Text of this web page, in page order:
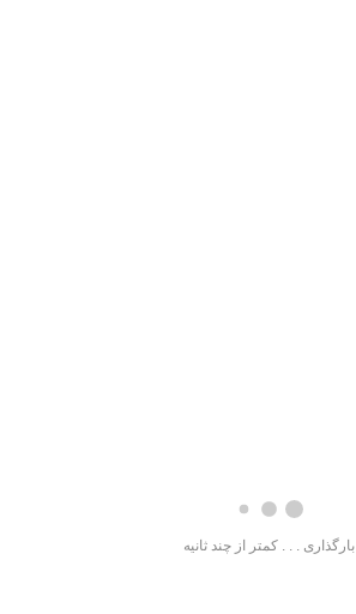
بارگذاری . . . کمتر از چند ثانیه